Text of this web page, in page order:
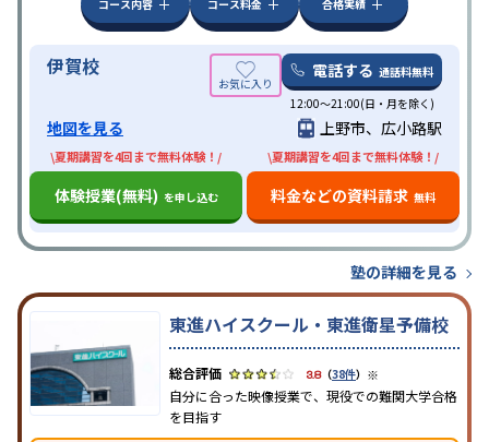
コース内容
コース料金 合格実績
伊賀校 電話する 通話料無料
12:00～21:00(日・月を除く)
地図を見る 上野市、広小路駅
\夏期講習を4回まで無料体験！/
体験授業(無料) を申し込む
\夏期講習を4回まで無料体験！/
料金などの資料請求 無料
塾の詳細を見る
東進ハイスクール・東進衛星予備校
3.8（38件） ※
自分に合った映像授業で、現役での難関大学合格
を目指す